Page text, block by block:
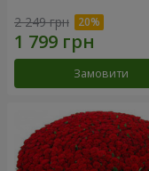
2 249 грн
Замовити